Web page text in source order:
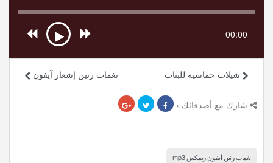
00:00
نغمات رنين إشعار آيفون شيلات حماسية للبنات
شارك مع أصدقائك ›
نغمات رنين ايفون ريمكس mp3